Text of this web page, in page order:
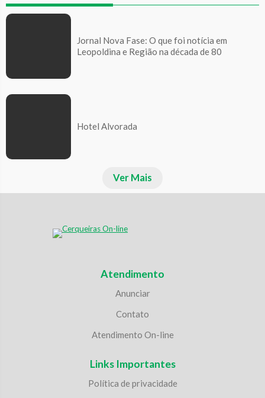
Jornal Nova Fase: O que foi notícia em
Leopoldina e Região na década de 80
Hotel Alvorada
Ver Mais
Atendimento
Anunciar
Contato
Atendimento On-line
Links Importantes
Política de privacidade